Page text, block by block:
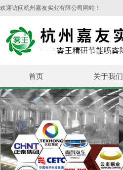
欢迎访问杭州嘉友实业有限公司网站！
首页 关于我们